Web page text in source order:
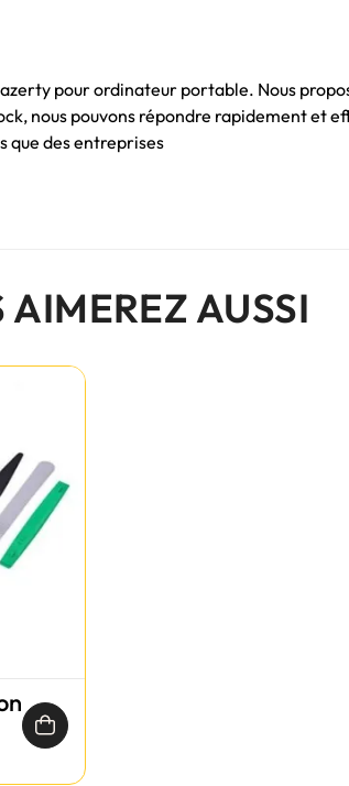
pour ordinateur portable. Nous
nous pouvons répondre rapidement et
que des entreprises
AIMEREZ AUSSI